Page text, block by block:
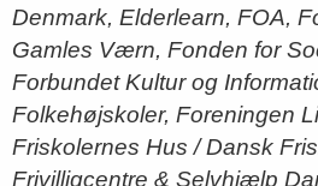
Denmark, Elderlearn, FOA,
Gamles Værn, Fonden for
Forbundet Kultur og
Folkehøjskoler, Foreningen
Friskolernes Hus / Dansk
Frivilligcentre & Selvhjælp